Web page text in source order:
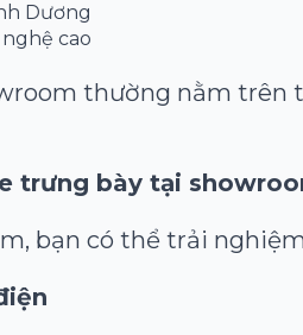
Dương
cao
thường nằm trên
trưng bày tại
bạn có thể trải